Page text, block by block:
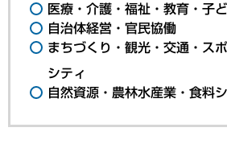
医療・介護・福祉・教育・子
自治体経営・官民協働
まちづくり・観光・交通・ス
シティ
自然資源・農林水産業・食料